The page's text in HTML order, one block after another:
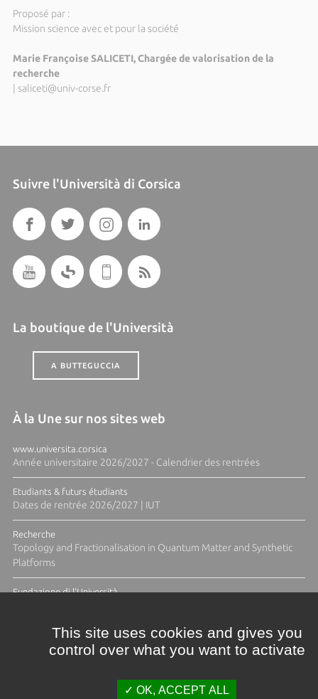
Proposé par :
Mission science avec et pour la société
Marie Françoise SALICETI, Chargée de valorisation de la
recherche
saliceti@univ-corse.fr
Suivre l'Università di Corsica
La boutique de l'Università
A BUTTEGUCCIA
À la Une sur nos sites web
www.universita.corsica
Année universitaire 2026/2027 - Calendrier des rentrées
Etudiants & futurs étudiants
Dates de rentrée 2026/2027 | IUT
Recherche
Topology and Fractionalisation in Quantum Matter and Synthetic
Platforms
Fundazione di l'Università
This site uses cookies and gives you
control over what you want to activate
OK, ACCEPT ALL